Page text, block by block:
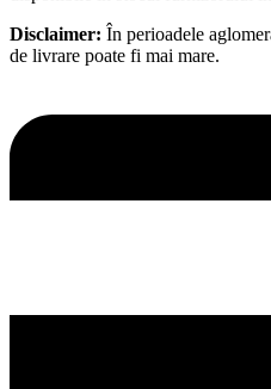
Disclaimer: În perioadele
de livrare poate fi mai mare.